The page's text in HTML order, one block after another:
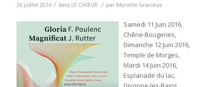
26 juillet 2016 / dans LE CHŒUR / par Marielle Gracieux
Samedi 11 Juin 2016,
Chêne-Bougeries,
Dimanche 12 Juin 2016,
Temple de Morges,
Mardi 14 Juin 2016,
Esplanade du lac,